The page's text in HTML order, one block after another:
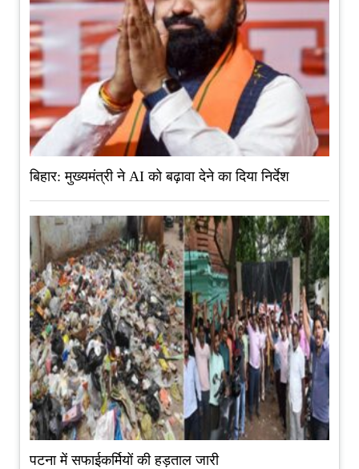
बिहार: मुख्यमंत्री ने AI को बढ़ावा देने का दिया निर्देश
पटना में सफाईकर्मियों की हड़ताल जारी